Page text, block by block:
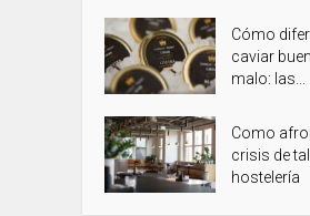
Cómo
caviar
malo: las...
Como
crisis de
hostelería